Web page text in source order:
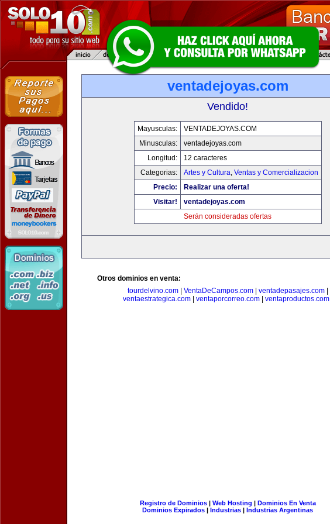
ventadejoyas.com
Vendido!
Mayusculas:
VENTADEJOYAS.COM
Minusculas:
ventadejoyas.com
Longitud:
12 caracteres
Categorias:
Artes y Cultura, Ventas y Comercializacion
Precio:
Realizar una oferta!
Visitar!
ventadejoyas.com
Serán consideradas ofertas
Otros dominios en venta:
tourdelvino.com| VentaDeCampos.com| ventadepasajes.com|
ventaestrategica.com| ventaporcorreo.com| ventaproductos.com|
Registro de Dominios| Web Hosting | Dominios En Venta
Dominios Expirados | Industrias | Industrias Argentinas